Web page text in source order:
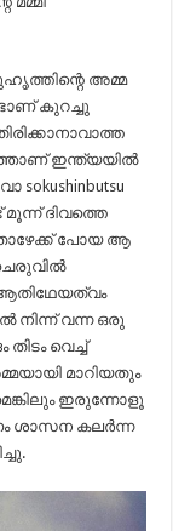
അമ്മ
കുറച്ചു
ഇന്ത്യയിൽ
മൂന്ന് ദിവത്തെ
പോയ ആ
നിന്ന് വന്ന ഒരു
വെച്ച്
മാറിയതും
ഇരുന്നോളൂ
ശാസന കലർന്ന